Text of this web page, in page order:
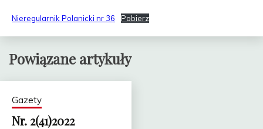
Nieregularnik Polanicki nr 36 Pobierz
Powiązane artykuły
Gazety
Nr. 2(41)2022